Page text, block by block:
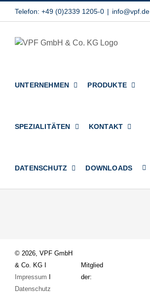
Telefon: +49 (0)2339 1205-0 | info@vpf.de
UNTERNEHMEN PRODUKTE
SPEZIALITÄTEN KONTAKT
DATENSCHUTZ DOWNLOADS
© 2026, VPF GmbH
& Co. KG I
Impressum
Datenschutz
Mitglied
der: